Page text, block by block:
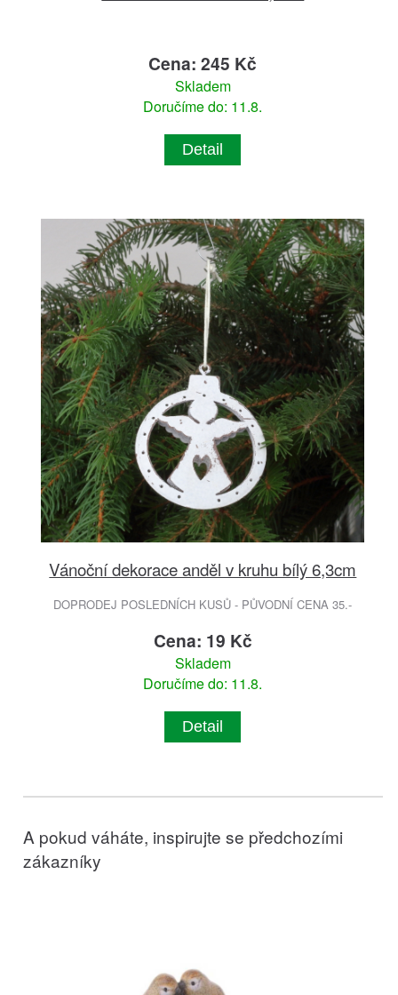
Cena: 245 Kč
Skladem
Doručíme do: 11.8.
Detail
Vánoční dekorace anděl v kruhu bílý 6,3cm
DOPRODEJ POSLEDNÍCH KUSŮ - PŮVODNÍ CENA 35.-
Cena: 19 Kč
Skladem
Doručíme do: 11.8.
Detail
A pokud váháte, inspirujte se předchozími
zákazníky